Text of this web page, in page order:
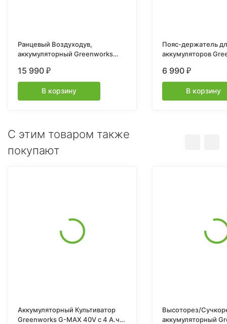
Ранцевый Воздуходув,
аккумуляторный Greenworks
без АКБ и ЗУ
15 990 ₽
В корзину
Пояс-держатель
аккумуляторов
6 990 ₽
В корзину
C этим товаром также
покупают
Аккумуляторный Культиватор
Greenworks G-MAX 40V с 4 А.ч.
Высоторез/
аккумуляторный